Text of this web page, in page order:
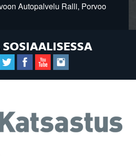
Autopalvelu Ralli, Porvoo
SOSIAALISESSA